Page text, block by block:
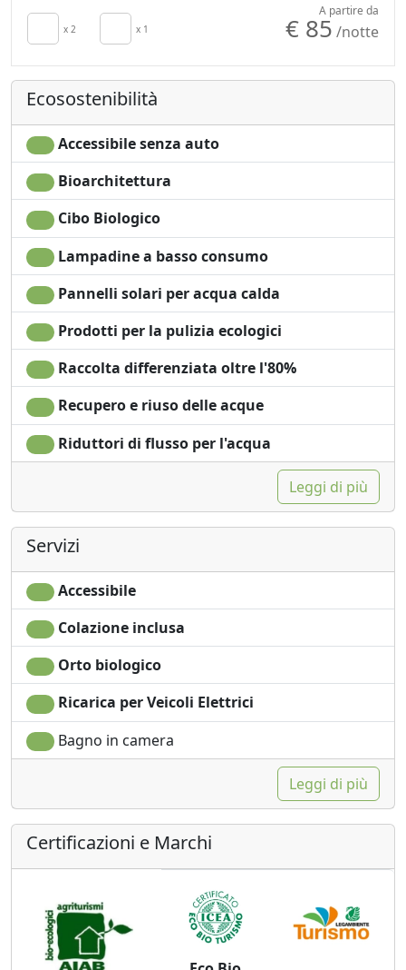
x 2 x 1
A partire da
€ 85 /notte
Ecosostenibilità
Accessibile senza auto
Bioarchitettura
Cibo Biologico
Lampadine a basso consumo
Pannelli solari per acqua calda
Prodotti per la pulizia ecologici
Raccolta differenziata oltre l'80%
Recupero e riuso delle acque
Riduttori di flusso per l'acqua
Leggi di più
Servizi
Accessibile
Colazione inclusa
Orto biologico
Ricarica per Veicoli Elettrici
Bagno in camera
Leggi di più
Certificazioni e Marchi